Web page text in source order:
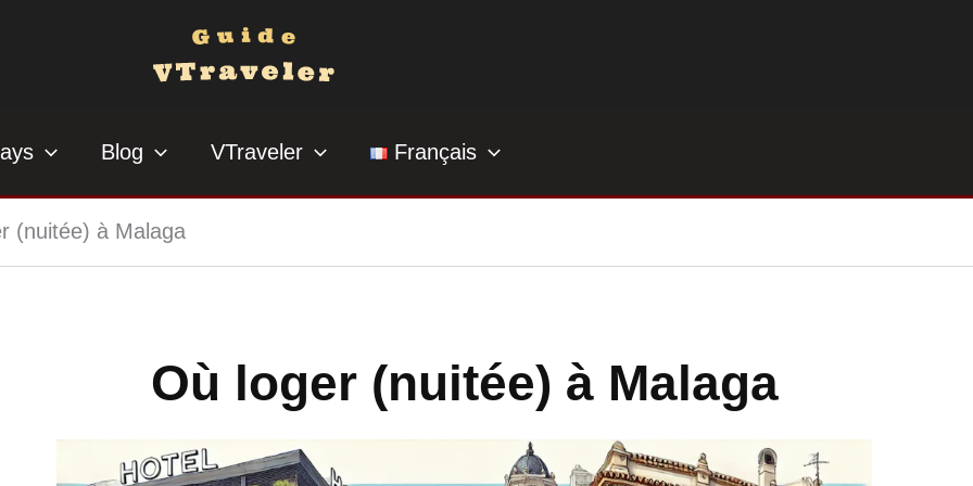
Blog VTraveler Français
(nuitée) à Malaga
Où loger (nuitée) à Malaga